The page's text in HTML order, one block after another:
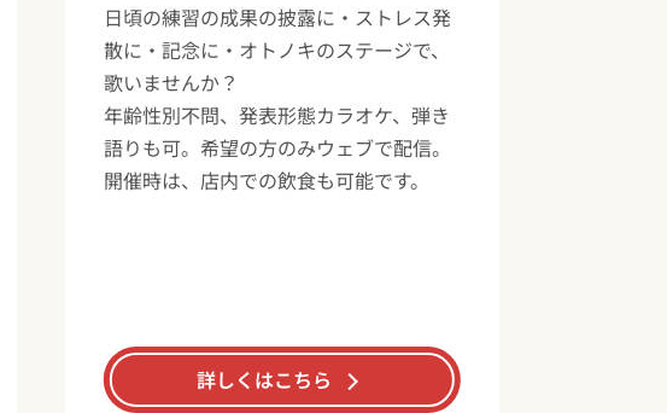
日頃の練習の成果の披露に・ストレス発
散に・記念に・オトノキのステージで、
歌いませんか？
年齢性別不問、発表形態カラオケ、弾き
語りも可。希望の方のみウェブで配信。
開催時は、店内での飲食も可能です。
詳しくはこちら